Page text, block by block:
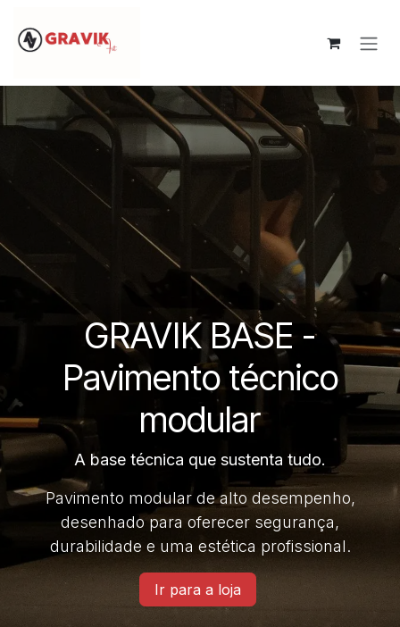
GRAVIK BASE -
Pavimento técnico
modular
A base técnica que sustenta tudo.
Pavimento modular de alto desempenho,
desenhado para oferecer segurança,
durabilidade e uma estética profissional.
Ir para a loja